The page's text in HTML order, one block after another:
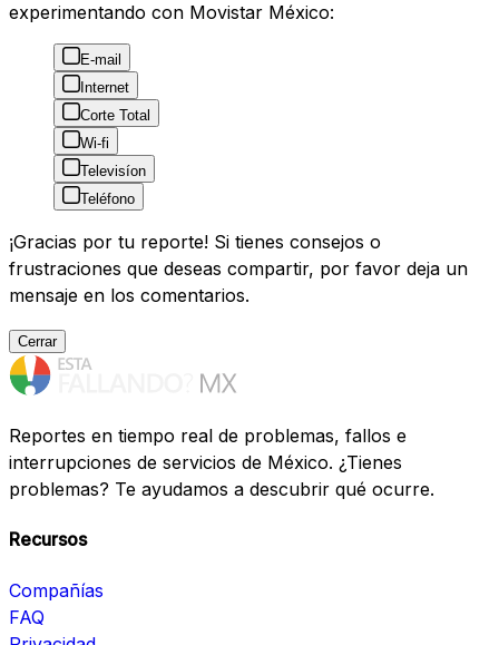
experimentando con Movistar México:
E-mail
Internet
Corte Total
Wi-fi
Televisíon
Teléfono
¡Gracias por tu reporte! Si tienes consejos o
frustraciones que deseas compartir, por favor deja un
mensaje en los comentarios.
Cerrar
Reportes en tiempo real de problemas, fallos e
interrupciones de servicios de México. ¿Tienes
problemas? Te ayudamos a descubrir qué ocurre.
Recursos
Compañías
FAQ